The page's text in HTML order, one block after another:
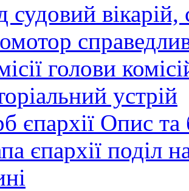
судовий вікарій,
голови
устрій
єпархії Опис та
єпархії поділ